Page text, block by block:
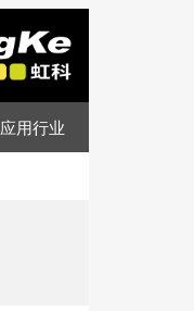
应用行业